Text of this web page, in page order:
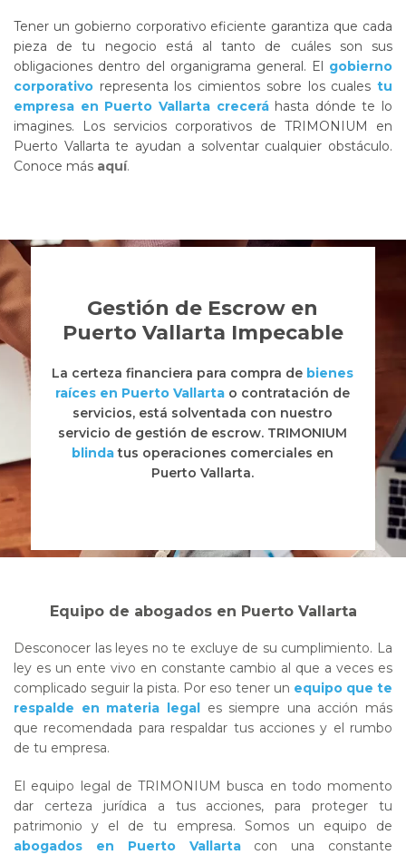
Tener un gobierno corporativo eficiente garantiza que cada
pieza de tu negocio está al tanto de cuáles son sus
obligaciones dentro del organigrama general. El gobierno
corporativo representa los cimientos sobre los cuales tu
empresa en Puerto Vallarta creceráhasta dónde te lo
imagines. Los servicios corporativos de TRIMONIUM en
Puerto Vallarta te ayudan a solventar cualquier obstáculo.
Conoce más aquí.
Gestión de Escrow en
Puerto Vallarta Impecable
La certeza financiera para compra de bienes
raíces en Puerto Vallarta o contratación de
servicios, está solventada con nuestro
servicio de gestión de escrow. TRIMONIUM
blindatus operaciones comerciales en
Puerto Vallarta.
Equipo de abogados en Puerto Vallarta
Desconocer las leyes no te excluye de su cumplimiento. La
ley es un ente vivo en constante cambio al que a veces es
complicado seguir la pista. Por eso tener un equipo que te
respalde en materia legales siempre una acción más
que recomendada para respaldar tus acciones y el rumbo
de tu empresa.
El equipo legal de TRIMONIUM busca en todo momento
dar certeza jurídica a tus acciones, para proteger tu
patrimonio y el de tu empresa. Somos un equipo de
abogados en Puerto Vallartacon una constante